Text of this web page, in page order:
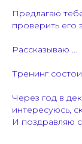
Предлагаю
проверить его
Рассказываю …
Тренинг
Через год в
интересуюсь,
И поздравляю